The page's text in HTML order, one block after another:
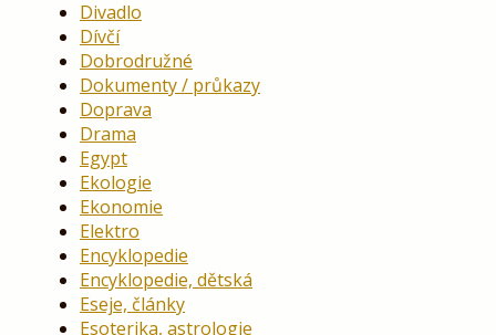
Divadlo
Dívčí
Dobrodružné
Dokumenty / průkazy
Doprava
Drama
Egypt
Ekologie
Ekonomie
Elektro
Encyklopedie
Encyklopedie, dětská
Eseje, články
Esoterika, astrologie